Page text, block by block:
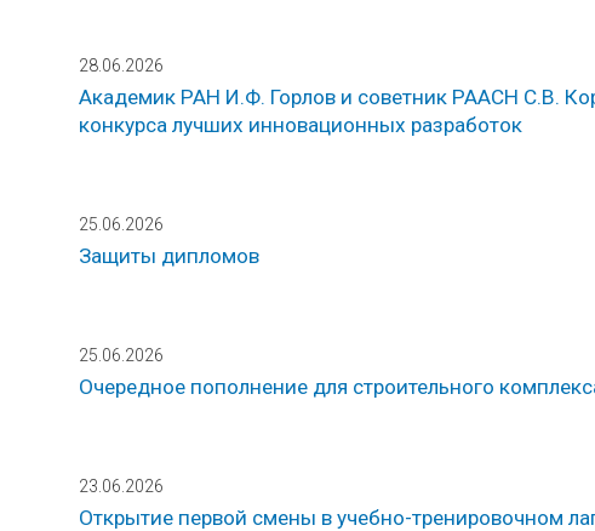
28.06.2026
Академик РАН И.Ф. Горлов и советник РААСН С.В.
конкурса лучших инновационных разработок
25.06.2026
Защиты дипломов
25.06.2026
Очередное пополнение для строительного
23.06.2026
Открытие первой смены в учебно-тренировочном